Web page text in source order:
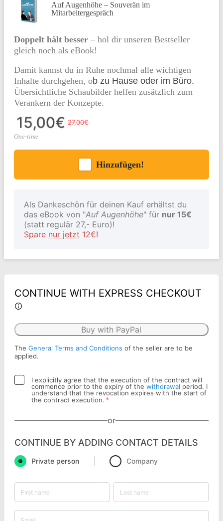
Auf Augenhöhe – Souverän im
Mitarbeitergespräch
Doppelt hält besser – hol dir unseren Bestseller
gleich noch als eBook!
Damit kannst du in Ruhe nochmal alle wichtigen
Inhalte durchgehen, ob zu Hause oder im Büro.
Übersichtliche Schaubilder helfen zusätzlich zum
Verankern der Konzepte.
27,00€
15,00€
One-time
Hinzufügen!
Als Dankeschön für deinen Kauf erhältst du
das eBook von "Auf Augenhöhe" für nur 15€
(statt regulär 27,- Euro)!
Spare nur jetzt 12€!
CONTINUE WITH EXPRESS CHECKOUT
Buy with PayPal
The General Terms and Conditions of the seller are to be
applied.
I explicitly agree that the execution of the contract will
commence prior to the expiry of the withdrawal period. I
understand that the revocation expires with the start of
the contract execution. *
or
CONTINUE BY ADDING CONTACT DETAILS
Private person Company